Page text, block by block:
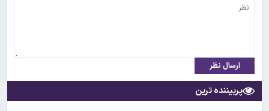
ارسال نظر
پربیننده ترین